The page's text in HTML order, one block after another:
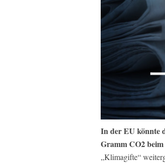
In der EU könnte
Gramm CO2
„Klimagifte“